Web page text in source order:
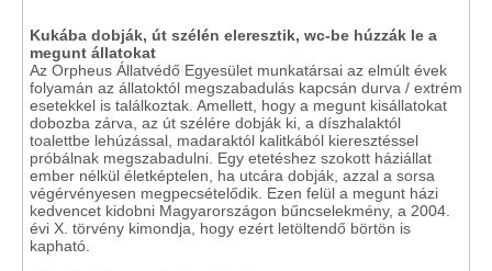
Kukába dobják, út szélén eleresztik, wc-be húzzák le a
megunt állatokat
Az Orpheus Állatvédő Egyesület munkatársai az elmúlt évek
folyamán az állatoktól megszabadulás kapcsán durva / extrém
esetekkel is találkoztak. Amellett, hogy a megunt kisállatokat
dobozba zárva, az út szélére dobják ki, a díszhalaktól
toalettbe lehúzással, madaraktól kalitkából kieresztéssel
próbálnak megszabadulni. Egy etetéshez szokott háziállat
ember nélkül életképtelen, ha utcára dobják, azzal a sorsa
végérvényesen megpecsételődik. Ezen felül a megunt házi
kedvencet kidobni Magyarországon bűncselekmény, a 2004.
évi X. törvény kimondja, hogy ezért letöltendő börtön is
kapható.